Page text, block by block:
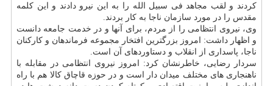
کردند و لقب مجاهد فی سبیل الله را به این نیرو دادند و این کلمه
مقدس را در مورد سازمان ناجا به کار بردند.
وی، نیروی انتظامی را از مردم، برای آنها و در خدمت جامعه دانست
و اظهار داشت: امروز بزرگترین افتخار مجموعه فرماندهان و کارکنان
ناجا، پاسداری از انقلاب و دستاوردهای آن است.
سردار رضایی، خاطرنشان کرد: امروز نیروی انتظامی در مقابله با
ناهنجاری های مختلف میدان دار است و در حوزه قاچاق کالا هم با راه